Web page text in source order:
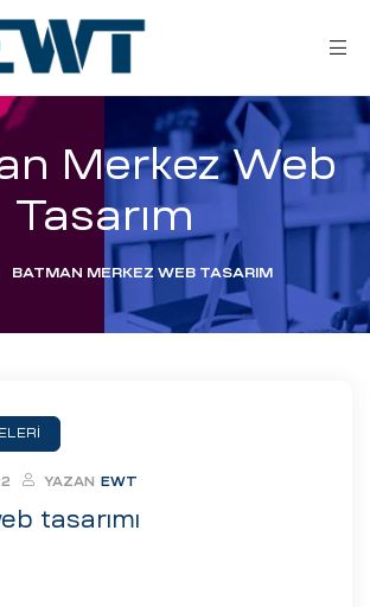
Merkez Web
Tasarım
BATMAN MERKEZ WEB TASARIM
tasarımı
YAZAN EWT